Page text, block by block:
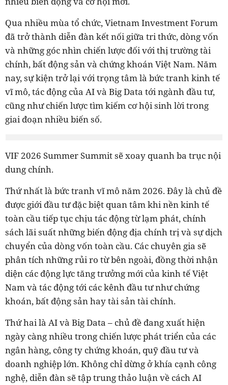
Qua nhiều mùa tổ chức, Vietnam Investment Forum
đã trở thành diễn đàn kết nối giữa tri thức, dòng vốn
và những góc nhìn chiến lược đối với thị trường tài
chính, bất động sản và chứng khoán Việt Nam. Năm
nay, sự kiện trở lại với trọng tâm là bức tranh kinh tế
vĩ mô, tác động của AI và Big Data tới ngành đầu tư,
cũng như chiến lược tìm kiếm cơ hội sinh lời trong
giai đoạn nhiều biến số.
VIF 2026 Summer Summit sẽ xoay quanh ba trục nội
dung chính.
Thứ nhất là bức tranh vĩ mô năm 2026. Đây là chủ đề
được giới đầu tư đặc biệt quan tâm khi nền kinh tế
toàn cầu tiếp tục chịu tác động từ lạm phát, chính
sách lãi suất những biến động địa chính trị và sự dịch
chuyển của dòng vốn toàn cầu. Các chuyên gia sẽ
phân tích những rủi ro từ bên ngoài, đồng thời nhận
diện các động lực tăng trưởng mới của kinh tế Việt
Nam và tác động tới các kênh đầu tư như chứng
khoán, bất động sản hay tài sản tài chính.
Thứ hai là AI và Big Data – chủ đề đang xuất hiện
ngày càng nhiều trong chiến lược phát triển của các
ngân hàng, công ty chứng khoán, quỹ đầu tư và
doanh nghiệp lớn. Không chỉ dừng ở khía cạnh công
nghệ, diễn đàn sẽ tập trung thảo luận về cách AI